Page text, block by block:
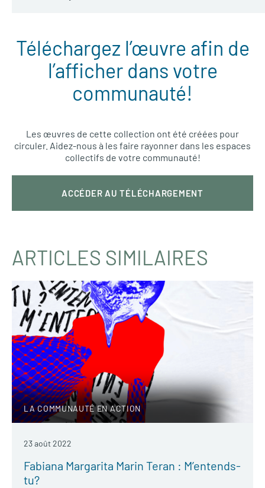
Téléchargez l’œuvre afin de
l’afficher dans votre
communauté!
Les œuvres de cette collection ont été créées pour
circuler. Aidez-nous à les faire rayonner dans les espaces
collectifs de votre communauté!
ACCÉDER AU TÉLÉCHARGEMENT
ARTICLES SIMILAIRES
LA COMMUNAUTÉ EN ACTION
23 août 2022
Fabiana Margarita Marin Teran : M’entends-
tu?